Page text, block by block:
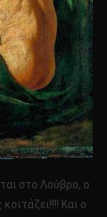
στο Λούβρο, ο
Και ο